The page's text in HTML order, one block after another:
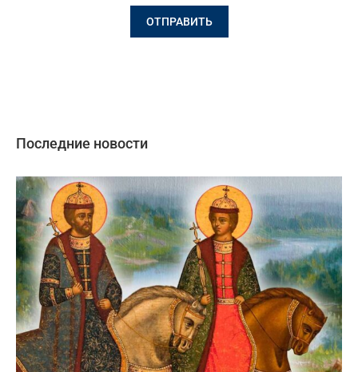
Последние новости